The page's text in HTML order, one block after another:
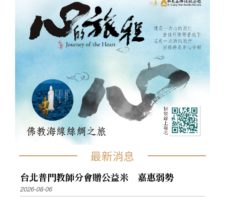
最新消息
台北普門教師分會贈公益米 嘉惠弱勢
2026-08-06